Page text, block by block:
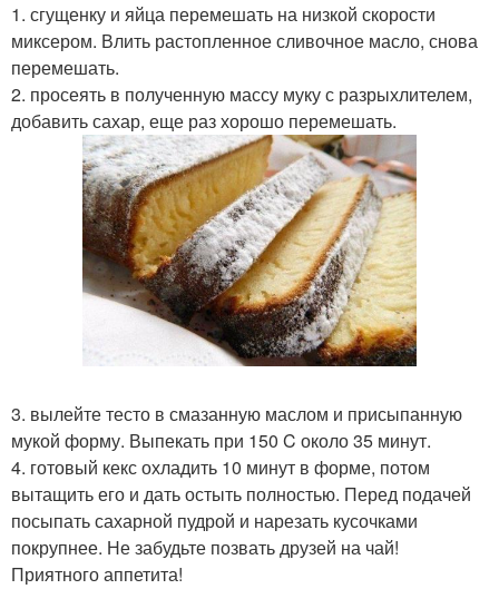
1. сгущенку и яйца перемешать на низкой скорости
миксером. Влить растопленное сливочное масло, снова
перемешать.
2. просеять в полученную массу муку с разрыхлителем,
добавить сахар, еще раз хорошо перемешать.
3. вылейте тесто в смазанную маслом и присыпанную
мукой форму. Выпекать при 150 C около 35 минут.
4. готовый кекс охладить 10 минут в форме, потом
вытащить его и дать остыть полностью. Перед подачей
посыпать сахарной пудрой и нарезать кусочками
покрупнее. Не забудьте позвать друзей на чай!
Приятного аппетита!